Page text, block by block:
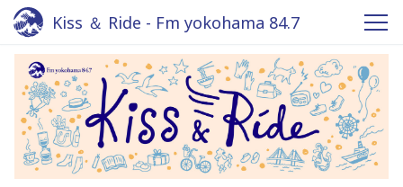
Kiss ＆ Ride - Fm yokohama 84.7